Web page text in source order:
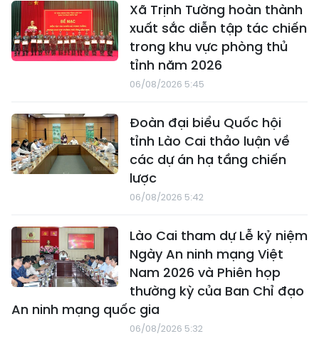
Xã Trịnh Tường hoàn thành
xuất sắc diễn tập tác chiến
trong khu vực phòng thủ
tỉnh năm 2026
06/08/2026 5:45
Đoàn đại biểu Quốc hội
tỉnh Lào Cai thảo luận về
các dự án hạ tầng chiến
lược
06/08/2026 5:42
Lào Cai tham dự Lễ kỷ niệm
Ngày An ninh mạng Việt
Nam 2026 và Phiên họp
thường kỳ của Ban Chỉ đạo
An ninh mạng quốc gia
06/08/2026 5:32